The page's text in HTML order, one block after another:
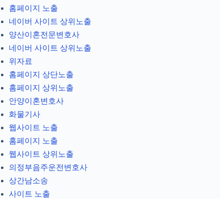
홈페이지 노출
네이버 사이트 상위노출
양산이혼전문변호사
네이버 사이트 상위노출
위자료
홈페이지 상단노출
홈페이지 상위노출
안양이혼변호사
화물기사
웹사이트 노출
홈페이지 노출
웹사이트 상위노출
의정부음주운전변호사
상간남소송
사이트 노출